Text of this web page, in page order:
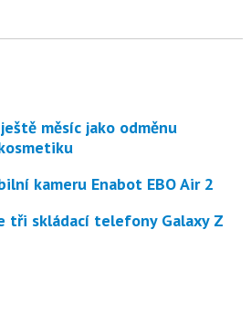
kameru Enabot EBO Air 2